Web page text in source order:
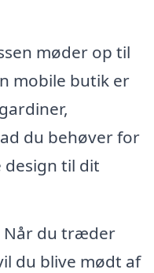
møder op til
mobile butik er
du behøver for
til dit
Når du træder
du blive mødt af